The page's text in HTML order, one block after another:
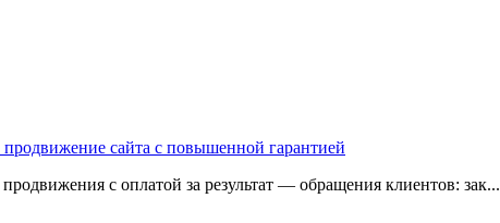
сайта с повышенной гарантией
с оплатой за результат — обращения клиентов: зак...